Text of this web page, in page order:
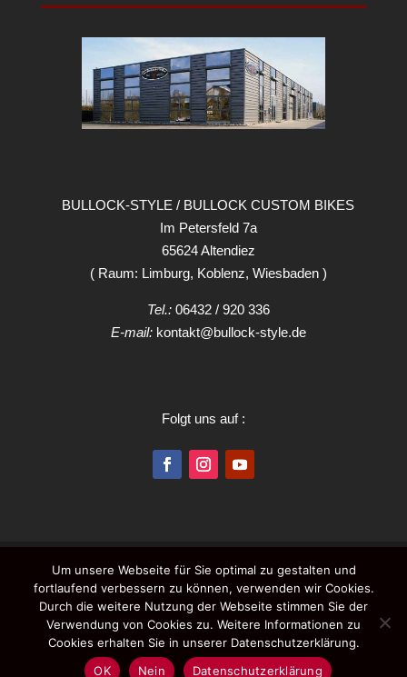
BULLOCK-STYLE / BULLOCK CUSTOM BIKES
Im Petersfeld 7a
65624 Altendiez
( Raum: Limburg, Koblenz, Wiesbaden )
Tel.:06432 / 920 336
E-mail:kontakt@bullock-style.de
Folgt uns auf :
Impressum Datenschutzerklärung
AGB
Öffnungszeiten
Kontakt
COPYRIGHT BY BULLOCK-STYLE
Um unsere Webseite für Sie optimal zu gestalten und
fortlaufend verbessern zu können, verwenden wir Cookies.
Durch die weitere Nutzung der Webseite stimmen Sie der
Verwendung von Cookies zu. Weitere Informationen zu
Cookies erhalten Sie in unserer Datenschutzerklärung.
OK
Nein Datenschutzerklärung